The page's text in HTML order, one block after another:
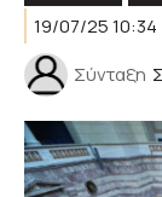
19/07/25 10:34
Σύνταξη